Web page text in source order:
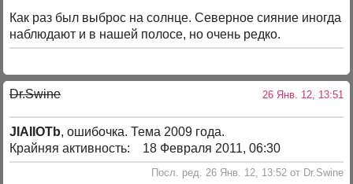
Как раз был выброс на солнце. Северное сияние иногда
наблюдают и в нашей полосе, но очень редко.
Dr.Swine 26 Янв. 12, 13:51
JIAIIOTb, ошибочка. Тема 2009 года.
Крайняя активность: 18 Февраля 2011, 06:30
Посл. ред. 26 Янв. 12, 13:52 от Dr.Swine